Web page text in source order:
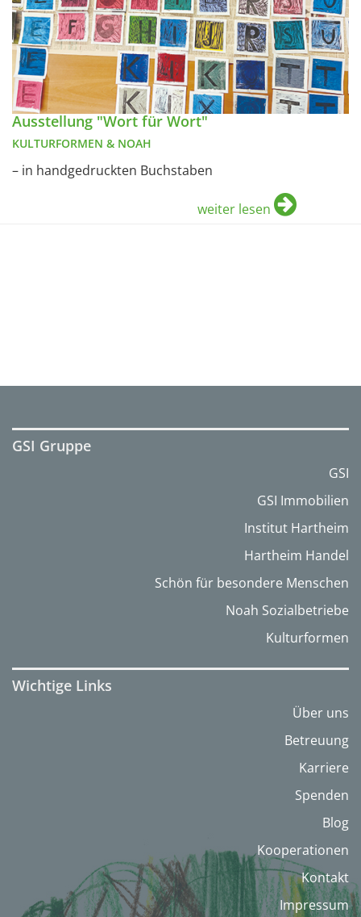
Ausstellung "Wort für Wort"
KULTURFORMEN & NOAH
– in handgedruckten Buchstaben
weiter lesen
GSI Gruppe
GSI
GSI Immobilien
Institut Hartheim
Hartheim Handel
Schön für besondere Menschen
Noah Sozialbetriebe
Kulturformen
Wichtige Links
Über uns
Betreuung
Karriere
Spenden
Blog
Kooperationen
Kontakt
Impressum